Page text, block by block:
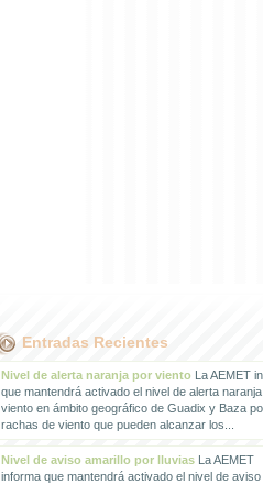
Entradas Recientes
Nivel de alerta naranja por vientoLa AEMET
que mantendrá activado el nivel de alerta
viento en ámbito geográfico de Guadix y Baza
rachas de viento que pueden alcanzar los...
Nivel de aviso amarillo por lluviasLa AEMET
informa que mantendrá activado el nivel de aviso